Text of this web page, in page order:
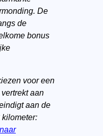
De
de
bonus
voor een
aan
aan de